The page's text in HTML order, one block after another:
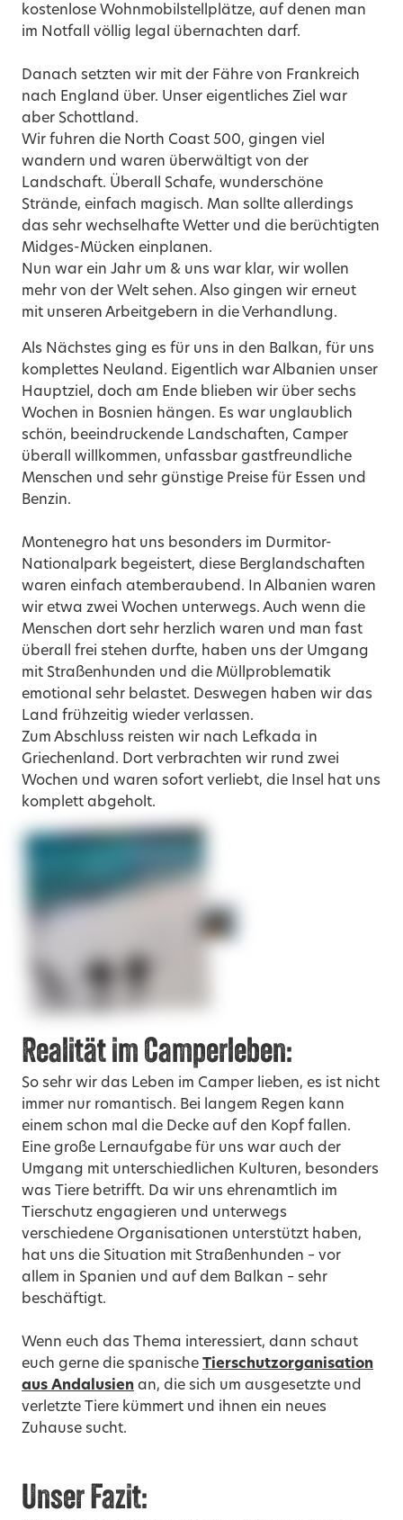
kostenlose Wohnmobilstellplätze, auf denen man
im Notfall völlig legal übernachten darf.
Danach setzten wir mit der Fähre von Frankreich
nach England über. Unser eigentliches Ziel war
aber Schottland.
Wir fuhren die North Coast 500, gingen viel
wandern und waren überwältigt von der
Landschaft. Überall Schafe, wunderschöne
Strände, einfach magisch. Man sollte allerdings
das sehr wechselhafte Wetter und die berüchtigten
Midges-Mücken einplanen.
Nun war ein Jahr um & uns war klar, wir wollen
mehr von der Welt sehen. Also gingen wir erneut
mit unseren Arbeitgebern in die Verhandlung.
Als Nächstes ging es für uns in den Balkan, für uns
komplettes Neuland. Eigentlich war Albanien unser
Hauptziel, doch am Ende blieben wir über sechs
Wochen in Bosnien hängen. Es war unglaublich
schön, beeindruckende Landschaften, Camper
überall willkommen, unfassbar gastfreundliche
Menschen und sehr günstige Preise für Essen und
Benzin.
Montenegro hat uns besonders im Durmitor-
Nationalpark begeistert, diese Berglandschaften
waren einfach atemberaubend. In Albanien waren
wir etwa zwei Wochen unterwegs. Auch wenn die
Menschen dort sehr herzlich waren und man fast
überall frei stehen durfte, haben uns der Umgang
mit Straßenhunden und die Müllproblematik
emotional sehr belastet. Deswegen haben wir das
Land frühzeitig wieder verlassen.
Zum Abschluss reisten wir nach Lefkada in
Griechenland. Dort verbrachten wir rund zwei
Wochen und waren sofort verliebt, die Insel hat uns
komplett abgeholt.
Realität im Camperleben:
So sehr wir das Leben im Camper lieben, es ist nicht
immer nur romantisch. Bei langem Regen kann
einem schon mal die Decke auf den Kopf fallen.
Eine große Lernaufgabe für uns war auch der
Umgang mit unterschiedlichen Kulturen, besonders
was Tiere betrifft. Da wir uns ehrenamtlich im
Tierschutz engagieren und unterwegs
verschiedene Organisationen unterstützt haben,
hat uns die Situation mit Straßenhunden – vor
allem in Spanien und auf dem Balkan – sehr
beschäftigt.
Wenn euch das Thema interessiert, dann schaut
euch gerne die spanische Tierschutzorganisation
aus Andalusien an, die sich um ausgesetzte und
verletzte Tiere kümmert und ihnen ein neues
Zuhause sucht.
Unser Fazit: